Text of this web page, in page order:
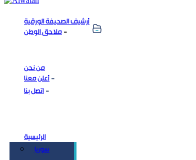
أرشيف الصحيفة الورقية
ملاحق الوطن
من نحن
أعلن معنا
اتصل بنا
الرئيسية
سوريا